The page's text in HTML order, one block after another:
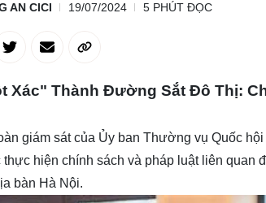
AN CICI 19/07/2024 5 PHÚT ĐỌC
Xác" Thành Đường Sắt Đô Thị:
giám sát của Ủy ban Thường vụ Quốc
hiện chính sách và pháp luật liên quan
bàn Hà Nội.